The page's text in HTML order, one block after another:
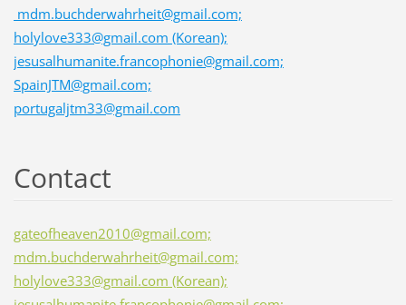
mdm.buchderwahrheit@gmail.com;
holylove333@gmail.com (Korean);
jesusalhumanite.francophonie@gmail.com;
SpainJTM@gmail.com;
portugaljtm33@gmail.com
Contact
gateofheaven2010@gmail.com;
mdm.buchderwahrheit@gmail.com;
holylove333@gmail.com (Korean);